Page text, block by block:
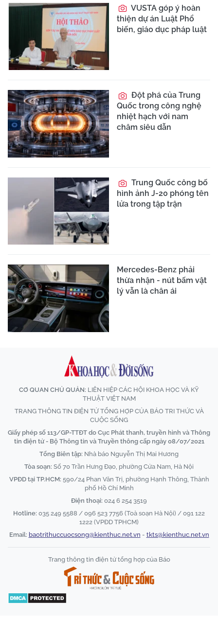
VUSTA góp ý hoàn
thiện dự án Luật Phổ
biến, giáo dục pháp luật
Đột phá của Trung
Quốc trong công nghệ
nhiệt hạch với nam
châm siêu dẫn
Trung Quốc công bố
hình ảnh J-20 phóng tên
lửa trong tập trận
Mercedes-Benz phải
thừa nhận - nút bấm vật
lý vẫn là chân ái
CƠ QUAN CHỦ QUẢN: LIÊN HIỆP CÁC HỘI KHOA HỌC VÀ KỸ
THUẬT VIỆT NAM
TRANG THÔNG TIN ĐIỆN TỬ TỔNG HỢP CỦA BÁO TRI THỨC VÀ
CUỘC SỐNG
Giấy phép số 113/GP-TTĐT do Cục Phát thanh, truyền hình và Thông
tin điện tử - Bộ Thông tin và Truyền thông cấp ngày 08/07/2021
Tổng Biên tập: Nhà báo Nguyễn Thị Mai Hương
Tòa soạn: Số 70 Trần Hưng Đạo, phường Cửa Nam, Hà Nội
VPĐD tại TP.HCM: 590/24 Phan Văn Trị, phường Hạnh Thông, Thành
phố Hồ Chí Minh
Điện thoại: 024 6 254 3519
Hotline: 035 249 5588 / 096 523 7756 (Toà soạn Hà Nội) / 091 122
1222 (VPĐD TPHCM)
Email: baotrithuccuocsong@kienthuc.net.vn - tkts@kienthuc.net.vn
Trang thông tin điện tử tổng hợp của Báo